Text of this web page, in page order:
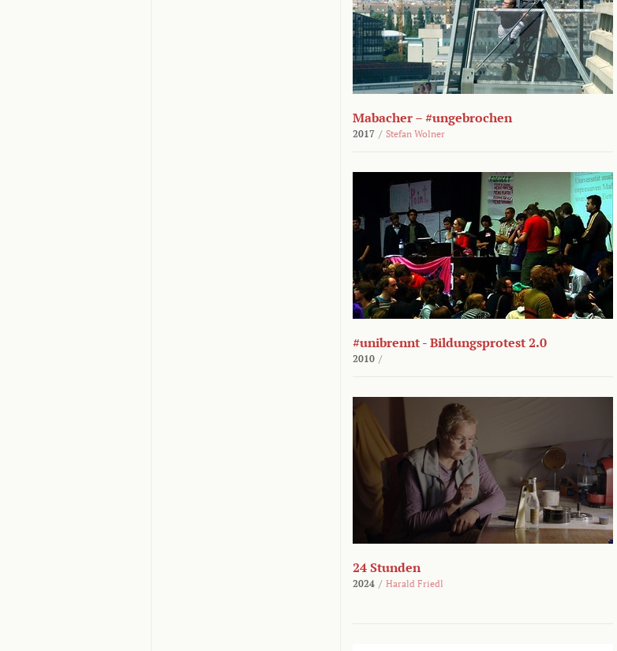
Mabacher – #ungebrochen
2017 / Stefan Wolner
#unibrennt - Bildungsprotest 2.0
2010 /
24 Stunden
2024 / Harald Friedl